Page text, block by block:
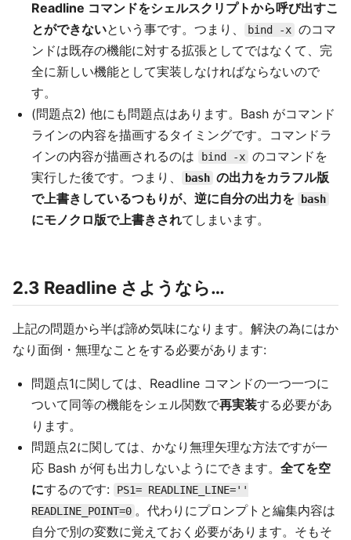
Readline コマンドをシェルスクリプトから呼び出すこ
とができないという事です。つまり、 bind -x のコマ
ンドは既存の機能に対する拡張としてではなくて、完
全に新しい機能として実装しなければならないので
す。
(問題点2) 他にも問題点はあります。Bash がコマンド
ラインの内容を描画するタイミングです。コマンドラ
インの内容が描画されるのは
bind -x のコマンドを
実行した後です。つまり、
bash の出力をカラフル版
で上書きしているつもりが、逆に自分の出力を
bash
にモノクロ版で上書きされてしまいます。
2.3 Readline さようなら…
上記の問題から半ば諦め気味になります。解決の為にはか
なり面倒・無理なことをする必要があります:
問題点1に関しては、Readline コマンドの一つ一つに
ついて同等の機能をシェル関数で再実装する必要があ
ります。
問題点2に関しては、かなり無理矢理な方法ですが一
応 Bash が何も出力しないようにできます。 全てを空
にするのです:
PS1= READLINE_LINE=''
READLINE_POINT=0 。代わりにプロンプトと編集内容は
自分で別の変数に覚えておく必要があります。そもそ